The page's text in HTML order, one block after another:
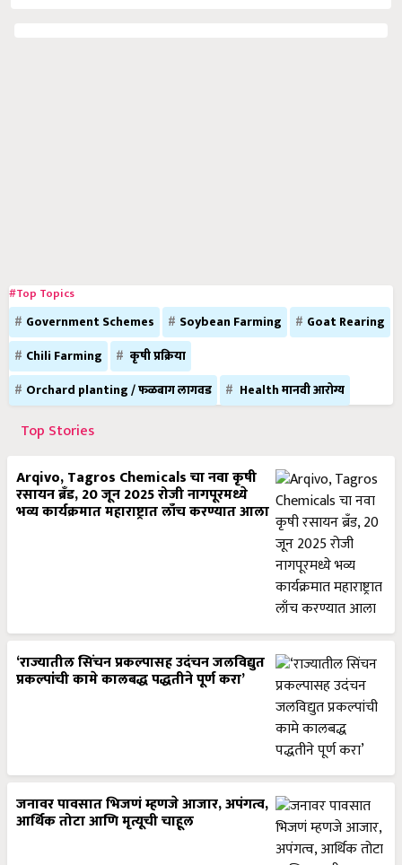
#Top Topics
Government Schemes Soybean Farming
Goat Rearing
Chili Farming
कृषी प्रक्रिया
Orchard planting / फळबाग लागवड
Health मानवी आरोग्य
Top Stories
Arqivo, Tagros Chemicals चा नवा कृषी
रसायन ब्रँड, 20 जून 2025 रोजी नागपूरमध्ये
भव्य कार्यक्रमात महाराष्ट्रात लाँच करण्यात आला
‘राज्यातील सिंचन प्रकल्पासह उदंचन जलविद्युत
प्रकल्पांची कामे कालबद्ध पद्धतीने पूर्ण करा’
जनावर पावसात भिजणं म्हणजे आजार, अपंगत्व,
आर्थिक तोटा आणि मृत्यूची चाहूल